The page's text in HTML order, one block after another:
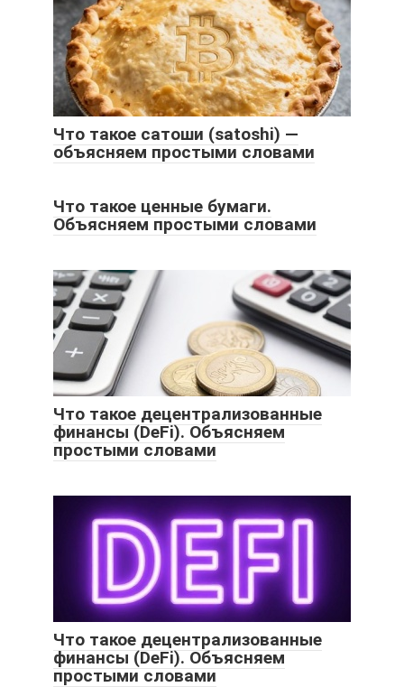
Что такое сатоши (satoshi) —
объясняем простыми словами
Что такое ценные бумаги.
Объясняем простыми словами
Что такое децентрализованные
финансы (DeFi). Объясняем
простыми словами
Что такое децентрализованные
финансы (DeFi). Объясняем
простыми словами